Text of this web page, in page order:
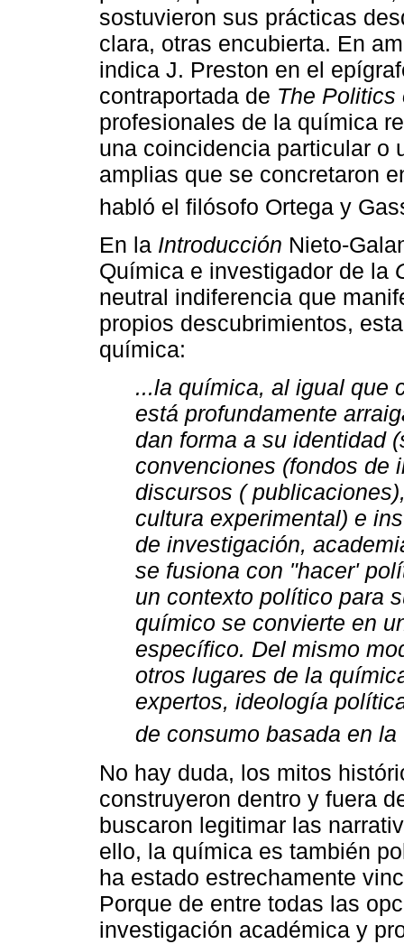
sostuvieron sus prácticas
clara, otras encubierta. En
indica J. Preston en el
contraportada de The Politics
profesionales de la química
una coincidencia particular o
amplias que se concretaron
habló el filósofo Ortega y
En la Introducción Nieto-
Química e investigador de la
neutral indiferencia que
propios descubrimientos,
química:
...la química, al igual que
está profundamente
dan forma a su identidad
convenciones (fondos de
discursos (
cultura experimental) e
de investigación,
se fusiona con "hacer'
un contexto político para
químico se convierte en
específico. Del mismo
otros lugares de la
expertos, ideología
de consumo basada en
No hay duda, los mitos
construyeron dentro y fuera
buscaron legitimar las
ello, la química es también
ha estado estrechamente
Porque de entre todas las
investigación académica y